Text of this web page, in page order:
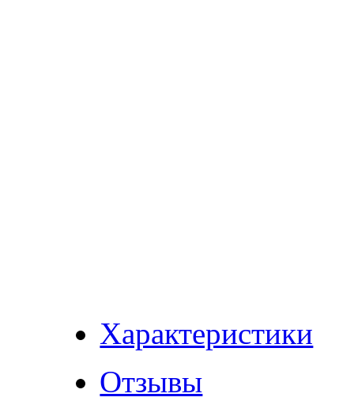
Характеристики
Отзывы